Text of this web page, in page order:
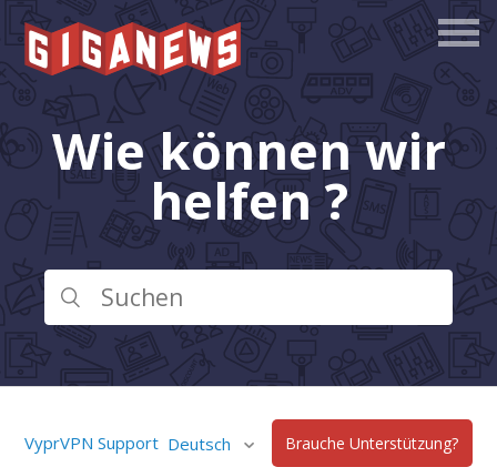
Wie können wir
helfen ?
VyprVPN Support Deutsch Brauche Unterstützung?